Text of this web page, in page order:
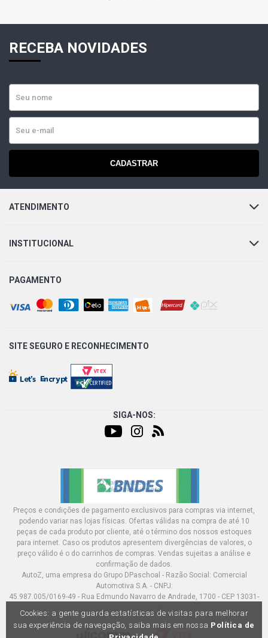
RECEBA NOVIDADES
CADASTRAR
ATENDIMENTO
INSTITUCIONAL
PAGAMENTO
SITE SEGURO E RECONHECIMENTO
SIGA-NOS:
Preços e condições de pagamento exclusivos para compras via internet,
podendo variar nas lojas físicas. Ofertas válidas na compra de até 10
peças de cada produto por cliente, até o término dos nossos estoques
para internet. Caso os produtos apresentem divergências de valores, o
preço válido é o do carrinhos de compras. Vendas sujeitas a análise e
confirmação de dados.
AutoZ, uma empresa do Grupo DPaschoal - Razão Social: Comercial
Automotiva S.A. - CNPJ:
45.987.005/0169-49 - Rua Edmundo Navarro de Andrade, 1700 - CEP 13031-
Cookies: a gente guarda estatísticas de visitas para melhorar
sua experiência de navegação, saiba mais em nossa Política de